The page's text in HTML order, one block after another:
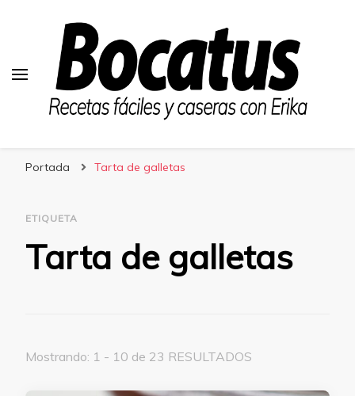
Portada Tarta de galletas
ETIQUETA
Tarta de galletas
Mostrando: 1 - 10 de 23 RESULTADOS